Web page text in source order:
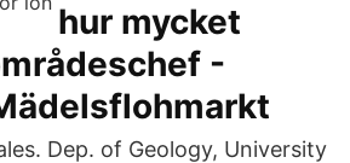
hur mycket
-
Dep. of Geology, University